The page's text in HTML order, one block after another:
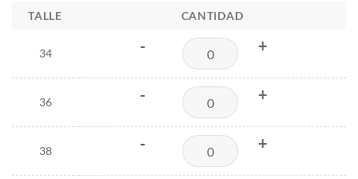
TALLE CANTIDAD
34 - +
36 - +
38 - +